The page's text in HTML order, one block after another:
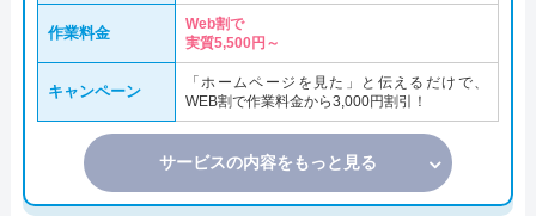
作業料金
Web割で
実質5,500円～
キャンペーン
「ホームページを見た」と伝えるだけで、
WEB割で作業料金から3,000円割引！
サービスの内容をもっと見る